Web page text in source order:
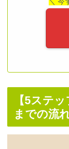
【5ステ
までの流